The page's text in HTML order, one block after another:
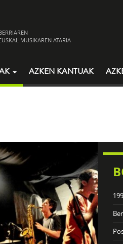
MUSIKAREN ATARIA
AZKEN KANTUAK